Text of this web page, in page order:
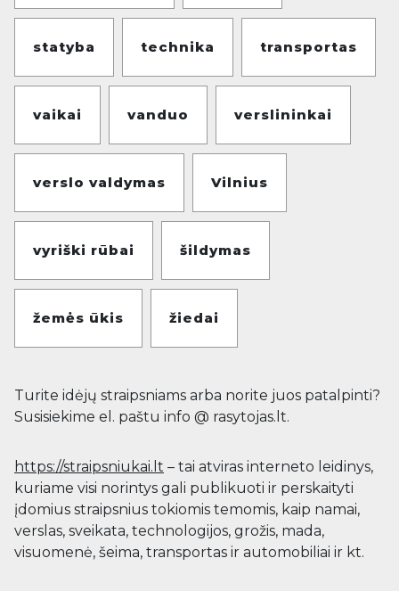
statyba technika transportas
vaikai vanduo verslininkai
verslo valdymas Vilnius
vyriški rūbai šildymas
žemės ūkis žiedai
Turite idėjų straipsniams arba norite juos patalpinti?
Susisiekime el. paštu info @ rasytojas.lt.
https://straipsniukai.lt – tai atviras interneto leidinys,
kuriame visi norintys gali publikuoti ir perskaityti
įdomius straipsnius tokiomis temomis, kaip namai,
verslas, sveikata, technologijos, grožis, mada,
visuomenė, šeima, transportas ir automobiliai ir kt.